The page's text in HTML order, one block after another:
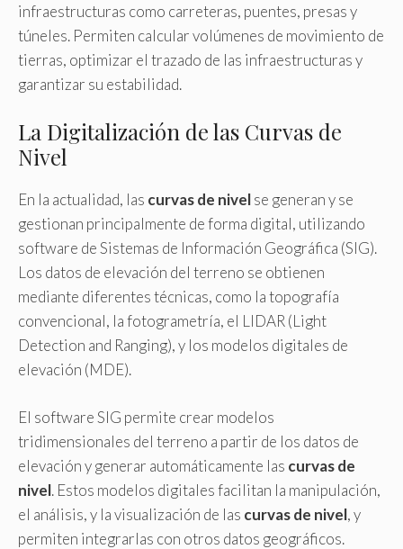
infraestructuras como carreteras, puentes, presas y
túneles. Permiten calcular volúmenes de movimiento de
tierras, optimizar el trazado de las infraestructuras y
garantizar su estabilidad.
La Digitalización de las Curvas de
Nivel
En la actualidad, las curvas de nivelse generan y se
gestionan principalmente de forma digital, utilizando
software de Sistemas de Información Geográfica (SIG).
Los datos de elevación del terreno se obtienen
mediante diferentes técnicas, como la topografía
convencional, la fotogrametría, el LIDAR (Light
Detection and Ranging), y los modelos digitales de
elevación (MDE).
El software SIG permite crear modelos
tridimensionales del terreno a partir de los datos de
elevación y generar automáticamente las curvas de
nivel. Estos modelos digitales facilitan la manipulación,
el análisis, y la visualización de las curvas de nivel, y
permiten integrarlas con otros datos geográficos.